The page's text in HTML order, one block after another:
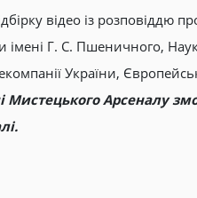
відео із розповіддю
Г. С. Пшеничного,
України,
Мистецького Арсеналу